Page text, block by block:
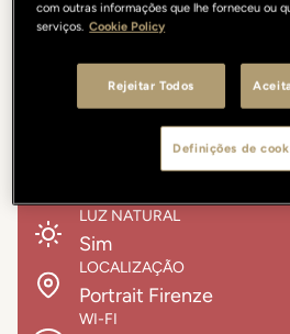
italiana, reinterpretados com
Quer seja um almoço informal de
LUZ NATURAL
Sim
LOCALIZAÇÃO
Portrait Firenze
WI-FI
com outras informações que lhe forneceu ou
serviços. Cookie Policy
Rejeitar Todos
Definições de